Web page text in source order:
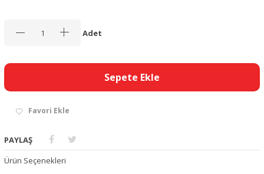
Adet
Sepete Ekle
Favori Ekle
PAYLAŞ
Ürün Seçenekleri